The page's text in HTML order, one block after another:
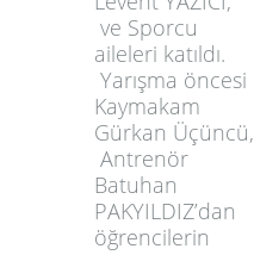
ve Sporcu
aileleri katıldı.
Yarışma öncesi
Kaymakam
Gürkan Üçüncü,
Antrenör
Batuhan
PAKYILDIZ’dan
öğrencilerin